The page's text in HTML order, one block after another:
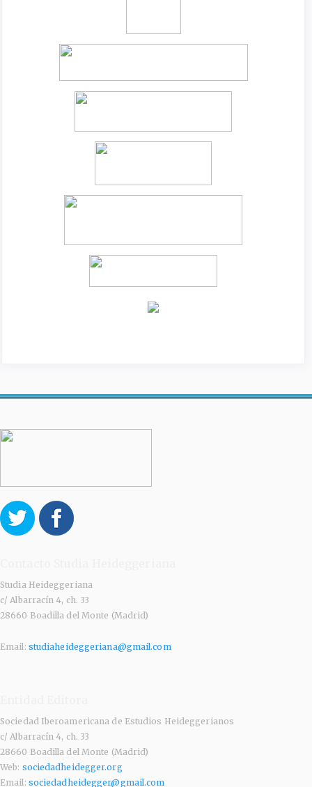
Studia Heideggeriana
c/ Albarracín 4, ch. 33
28660 Boadilla del Monte (Madrid)
Email: studiaheideggeriana@gmail.com
Sociedad Iberoamericana de Estudios Heideggerianos
c/ Albarracín 4, ch. 33
28660 Boadilla del Monte (Madrid)
Web: sociedadheidegger.org
Email: sociedadheidegger@gmail.com